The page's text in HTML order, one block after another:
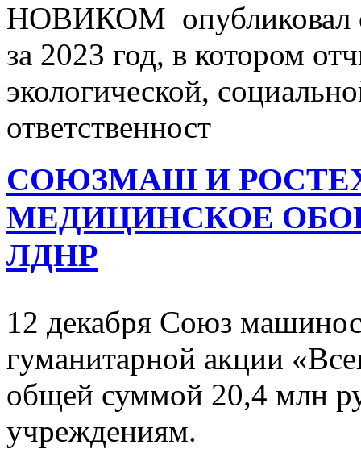
НОВИКОМ опубликовал
за 2023 год, в котором
экологической,
ответственност
СОЮЗМАШ И
МЕДИЦИНСКОЕ
ЛДНР
12 декабря Союз
гуманитарной акции
общей суммой 20,4 млн
учреждениям.